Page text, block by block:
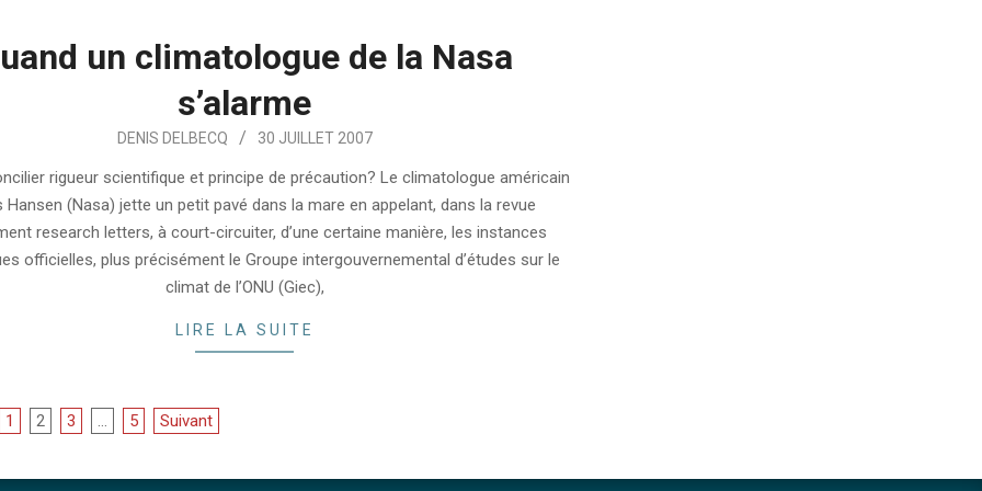
un climatologue de la Nasa
s’alarme
DENIS DELBECQ 30 JUILLET 2007
rigueur scientifique et principe de précaution? Le climatologue américain
Hansen (Nasa) jette un petit pavé dans la mare en appelant, dans la revue
research letters, à court-circuiter, d’une certaine manière, les instances
officielles, plus précisément le Groupe intergouvernemental d’études sur le
climat de l’ONU (Giec),
LIRE LA SUITE
1 2 3 … 5 Suivant